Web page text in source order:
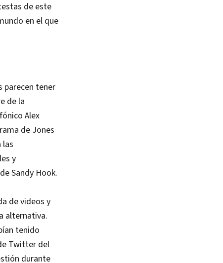
de este
en el que
parecen tener
de la
Alex
de Jones
las
y
Sandy Hook.
de videos y
alternativa.
tenido
Twitter del
durante